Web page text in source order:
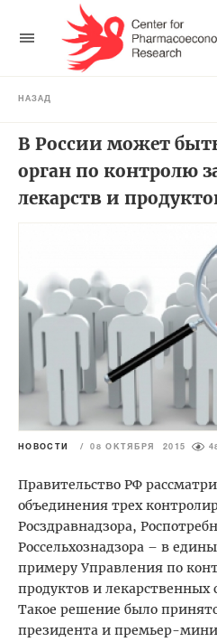
НАЗАД
В России может
орган по контролю
лекарств и
НОВОСТИ / 08 ОКТЯБРЯ 2015
Правительство РФ
объединения трех
Росздравнадзора,
Россельхознадзора – в
примеру Управления по
продуктов и лекарственных
Такое решение было
президента и премьер-